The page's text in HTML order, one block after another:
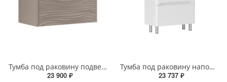
Тумба под раковину подвесная EQUIL Глеам 80.1Я/Gleam 80.1Y амарок/дуб вотан tpGLEAM80.1Y-25
23 900 ₽
Тумба под раковину напольная EQUIL Найс 60 см tnNICE60.2Y-05 белая
23 737 ₽